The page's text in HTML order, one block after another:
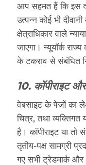
आप सहमत हैं कि इस
उत्पन्न कोई भी
क्षेत्राधिकार वाले
जाएगा। न्यूयॉर्क
के टकराव से संबंधित
10. कॉपीराइट
वेबसाइट के पेजों का
चित्र, तथा व्यक्तिगत
है। कॉपीराइट या तो
तृतीय-पक्ष सामग्री
गए सभी ट्रेडमार्क और